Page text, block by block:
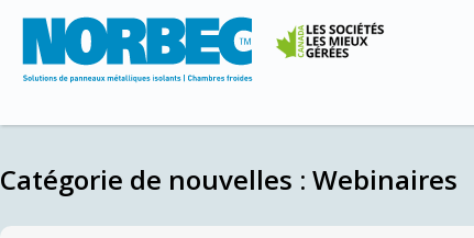
Catégorie de nouvelles : Webinaires